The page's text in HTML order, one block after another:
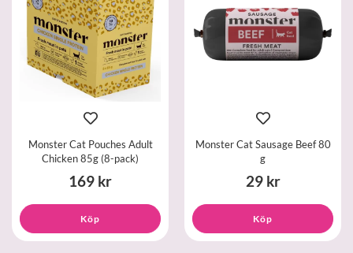
Monster Cat Pouches Adult
Chicken 85g (8-pack)
169 kr
Köp
Monster Cat Sausage Beef 80
g
29 kr
Köp